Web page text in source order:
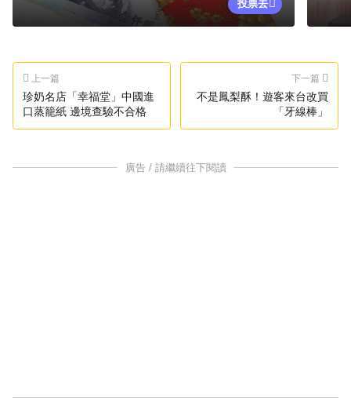
投票去
上一篇
珍奶名店「幸福堂」中國進
口蒸籠紙 邊境查驗不合格
下一篇
不是鳳梨酥！遊客來台改買
「牙線棒」
廣告 / 請繼續往下閱讀